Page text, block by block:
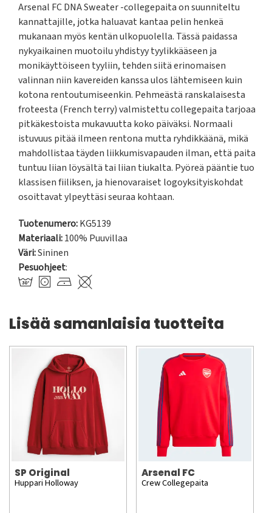
Arsenal FC DNA Sweater -collegepaita on suunniteltu
kannattajille, jotka haluavat kantaa pelin henkeä
mukanaan myös kentän ulkopuolella. Tässä paidassa
nykyaikainen muotoilu yhdistyy tyylikkääseen ja
monikäyttöiseen tyyliin, tehden siitä erinomaisen
valinnan niin kavereiden kanssa ulos lähtemiseen kuin
kotona rentoutumiseenkin. Pehmeästä ranskalaisesta
froteesta (French terry) valmistettu collegepaita tarjoaa
pitkäkestoista mukavuutta koko päiväksi. Normaali
istuvuus pitää ilmeen rentona mutta ryhdikkäänä, mikä
mahdollistaa täyden liikkumisvapauden ilman, että paita
tuntuu liian löysältä tai liian tiukalta. Pyöreä pääntie tuo
klassisen fiiliksen, ja hienovaraiset logoyksityiskohdat
osoittavat ylpeyttäsi seuraa kohtaan.
Tuotenumero:KG5139
Materiaali:100% Puuvillaa
Väri:Sininen
Pesuohjeet:
Lisää samanlaisia tuotteita
SP Original
Huppari Holloway
Arsenal FC
Crew Collegepaita